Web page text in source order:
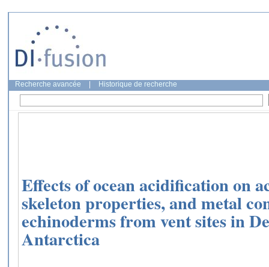
Recherche avancée Historique de recherche
Effects of ocean acidification on
skeleton properties, and metal
echinoderms from vent sites in
Antarctica